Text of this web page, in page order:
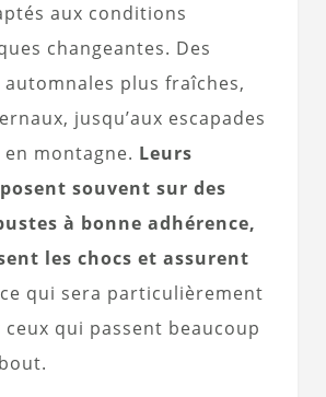
aux conditions
changeantes. Des
plus fraîches,
jusqu’aux escapades
montagne. Leurs
souvent sur des
à bonne adhérence,
les chocs et assurent
qui sera particulièrement
qui passent beaucoup